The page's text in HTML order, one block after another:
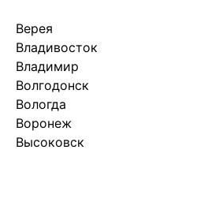
Верея
Владивосток
Владимир
Волгодонск
Вологда
Воронеж
Высоковск